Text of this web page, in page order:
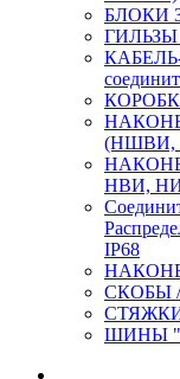
БЛОКИ
ГИЛЬЗЫ
(НШВИ,
НВИ,
IP68
СКОБЫ
ШИНЫ